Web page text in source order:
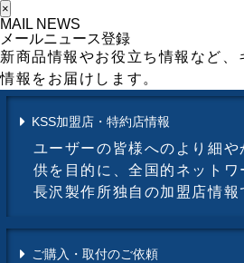
×
MAIL NEWS
メールニュース登録
新商品情報やお役立ち情報など、
情報をお届けします。
KSS加盟店・特約店情報
ユーザーの皆様へのより細や
供を目的に、全国的ネットワ
長沢製作所独自の加盟店情報
ご購入・取付のご依頼